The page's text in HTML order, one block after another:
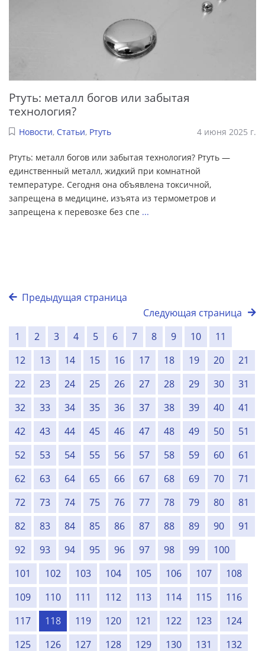
Ртуть: металл богов или забытая
технология?
Новости, Статьи, Ртуть 4 июня 2025 г.
Ртуть: металл богов или забытая технология? Ртуть —
единственный металл, жидкий при комнатной
температуре. Сегодня она объявлена токсичной,
запрещена в медицине, изъята из термометров и
запрещена к перевозке без спе ...
Предыдущая страница
Следующая страница
1
2 3 4 5 6 7 8 9 10
11
12
13 14 15 16 17 18 19 20
21
22
23 24 25 26 27 28 29 30
31
32
33 34 35 36 37 38 39 40
41
42
43 44 45 46 47 48 49 50
51
52
53 54 55 56 57 58 59 60
61
62
63 64 65 66 67 68 69 70
71
72
73 74 75 76 77 78 79 80
81
82
83 84 85 86 87 88 89 90
91
92
93 94 95 96 97 98 99
100
101
102 103 104 105 106 107
108
109
110 111 112 113 114 115
116
117
118 119 120 121 122 123
124
125
126 127 128 129 130 131 132